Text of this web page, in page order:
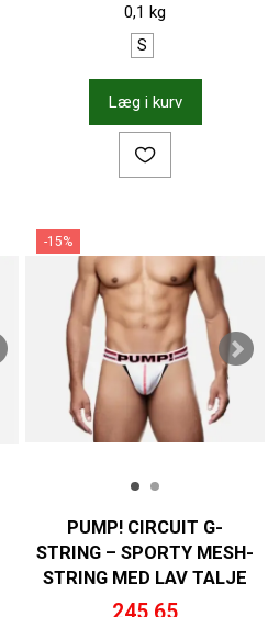
0,1 kg
S
Læg i kurv
-15%
PUMP! CIRCUIT G-
STRING – SPORTY MESH-
STRING MED LAV TALJE